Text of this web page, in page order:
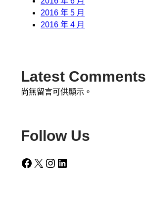
2016 年 5 月
2016 年 4 月
Latest Comments
尚無留言可供顯示。
Follow Us
Facebook X Instagram LinkedIn